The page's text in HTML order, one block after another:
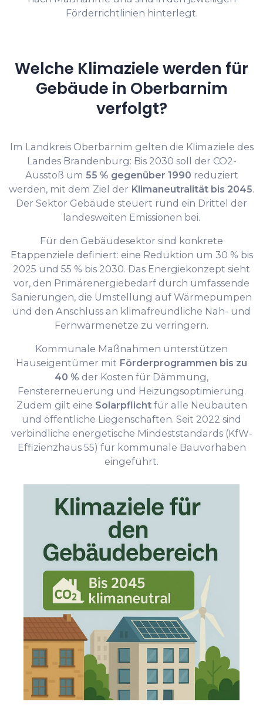
Förderrichtlinien hinterlegt.
Welche Klimaziele werden für
Gebäude in Oberbarnim
verfolgt?
Im Landkreis Oberbarnim gelten die Klimaziele des
Landes Brandenburg: Bis 2030 soll der CO2-
Ausstoß um 55 % gegenüber 1990 reduziert
werden, mit dem Ziel der Klimaneutralität bis 2045.
Der Sektor Gebäude steuert rund ein Drittel der
landesweiten Emissionen bei.
Für den Gebäudesektor sind konkrete
Etappenziele definiert: eine Reduktion um 30 % bis
2025 und 55 % bis 2030. Das Energiekonzept sieht
vor, den Primärenergiebedarf durch umfassende
Sanierungen, die Umstellung auf Wärmepumpen
und den Anschluss an klimafreundliche Nah- und
Fernwärmenetze zu verringern.
Kommunale Maßnahmen unterstützen
Hauseigentümer mit Förderprogrammen bis zu
40 % der Kosten für Dämmung,
Fenstererneuerung und Heizungsoptimierung.
Zudem gilt eine Solarpflichtfür alle Neubauten
und öffentliche Liegenschaften. Seit 2022 sind
verbindliche energetische Mindeststandards (KfW-
Effizienzhaus 55) für kommunale Bauvorhaben
eingeführt.